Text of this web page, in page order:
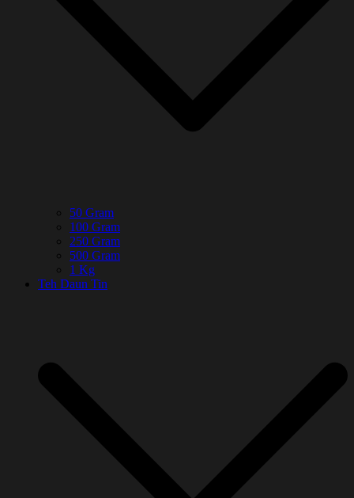
50 Gram
100 Gram
250 Gram
500 Gram
1 Kg
Teh Daun Tin